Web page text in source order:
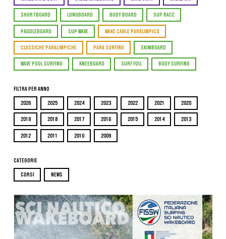
SHORTBOARD LONGBOARD BODY BOARD SUP RACE
PADDLEBOARD SUP WAVE WAKE CABLE PARALIMPICO
CLASSICHE PARALIMPICHE PARA SURFING SKIMBOARD
WAVE POOL SURFING KNEEBOARD SURF FOIL BODY SURFING
Filtra per Anno
2026 2025 2024 2023 2022 2021 2020
2019 2018 2017 2016 2015 2014 2013
2012 2011 2010 2009
Categorie
CORSI NEWS